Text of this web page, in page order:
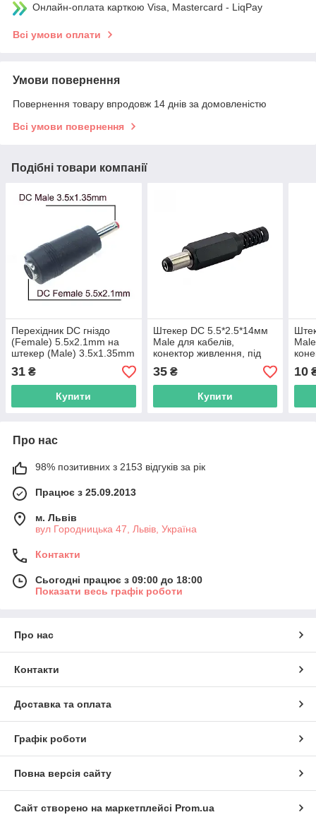
Онлайн-оплата карткою Visa, Mastercard - LiqPay
Всі умови оплати
Умови повернення
Повернення товару впродовж 14 днів за домовленістю
Всі умови повернення
Подібні товари компанії
Перехідник DC гніздо
(Female) 5.5x2.1mm на
штекер (Male) 3.5x1.35mm
31 ₴
Купити
Штекер DC 5.5*2.5*14мм
Male для кабелів,
конектор живлення, під
пайку
35₴
Купити
10
Про нас
98% позитивних з 2153 відгуків за рік
Працює з 25.09.2013
м. Львів
вул Городницька 47, Львів, Україна
Контакти
Сьогодні працює з 09:00 до 18:00
Показати весь графік роботи
Про нас
Контакти
Доставка та оплата
Графік роботи
Повна версія сайту
Сайт створено на маркетплейсі Prom.ua